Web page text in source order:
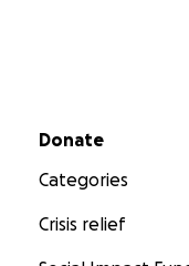
Secondary menu
Donate
Categories
Crisis relief